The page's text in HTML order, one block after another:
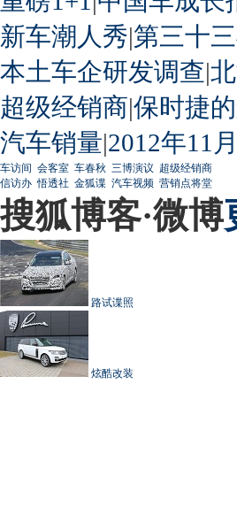
新车潮人秀|第三十
本土车企研发调查|
超级经销商|保时捷
汽车销量|2012年11
车访间 会客室 车春秋 三博演议 超级经销商
信访办 悟透社 金狐谍 汽车视频 营销点将堂
搜狐博客·微博
路试谍照
炫酷改装